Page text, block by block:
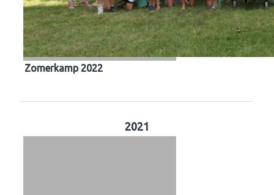
Zomerkamp 2022
2021